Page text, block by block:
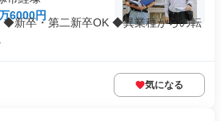
6000円
新卒・第二新卒OK ◆異業種からの転
気になる